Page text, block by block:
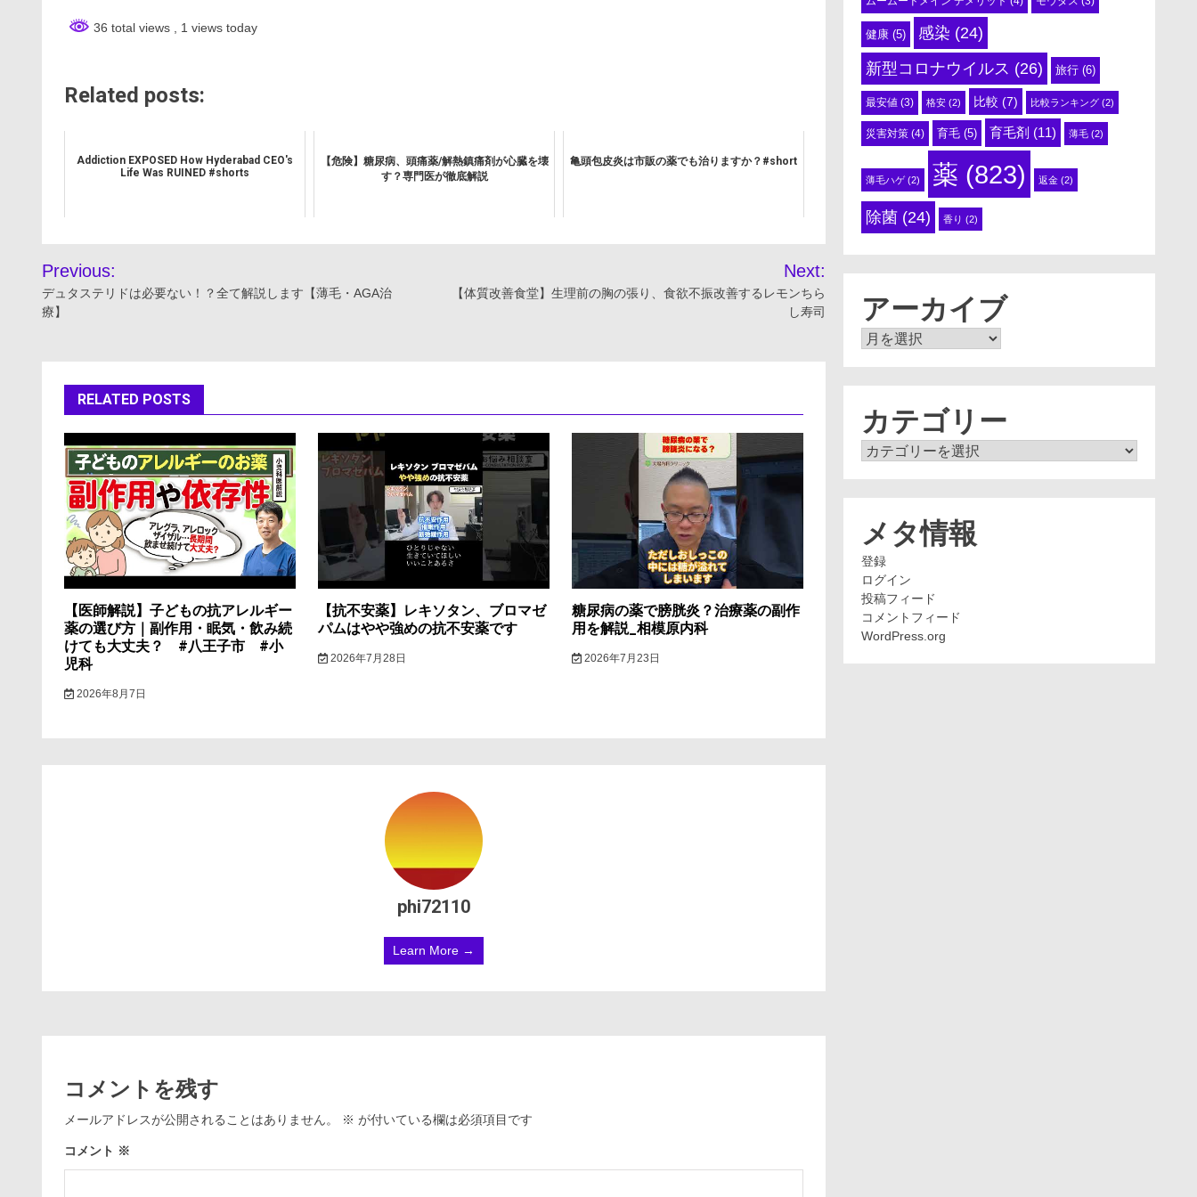
36 total views , 1 views today
Related posts:
Addiction EXPOSED How Hyderabad CEO's
Life Was RUINED #shorts
【危険】糖尿病、頭痛薬/解熱鎮痛剤が心臓を壊
す？専門医が徹底解説
亀頭包皮炎は市販の薬でも治りますか？#short
投
稿
ゲ
ー
シ
ョ
ン
Previous:
デュタステリドは必要ない！？全て解説します【薄毛・AGA治
療】
Next:
【体質改善食堂】生理前の胸の張り、食欲不振改善するレモンちら
し寿司
RELATED POSTS
【医師解説】子どもの抗アレルギー
薬の選び方｜副作用・眠気・飲み続
けても大丈夫？ #八王子市 #小
児科
2026年8月7日
【抗不安薬】レキソタン、ブロマゼ
パムはやや強めの抗不安薬です
2026年7月28日
糖尿病の薬で膀胱炎？治療薬の副作
用を解説_相模原内科
2026年7月23日
phi72110
Learn More →
コメントを残す
メールアドレスが公開されることはありません。 ※ が付いている欄は必須項目です
コメント ※
健康 (5) 感染 (24)
新型コロナウイルス (26) 旅行 (6)
最安値 (3) 格安 (2) 比較 (7) 比較ランキング (2)
災害対策 (4) 育毛 (5) 育毛剤 (11) 薄毛 (2)
薄毛ハゲ(2) 薬 (823) 返金 (2)
除菌 (24) 香り (2)
アーカイブ
ア
カテゴリー
カ
メタ情報
登録
ログイン
投稿フィード
コメントフィード
WordPress.org